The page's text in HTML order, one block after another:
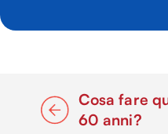
Cosa fare
60 anni?